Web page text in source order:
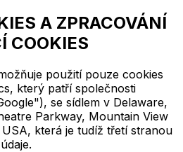
A ZPRACOVÁNÍ
COOKIES
použití pouze cookies
který patří společnosti
se sídlem v Delaware,
Parkway, Mountain View
která je tudíž třetí stranou